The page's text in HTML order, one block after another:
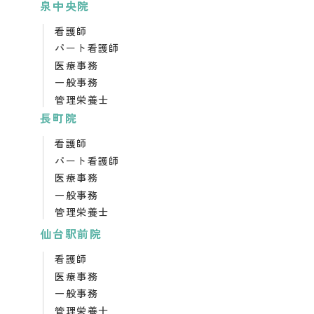
泉中央院
看護師
パート看護師
医療事務
一般事務
管理栄養士
長町院
看護師
パート看護師
医療事務
一般事務
管理栄養士
仙台駅前院
看護師
医療事務
一般事務
管理栄養士